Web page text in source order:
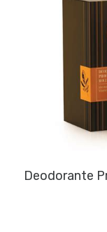
Deodorante